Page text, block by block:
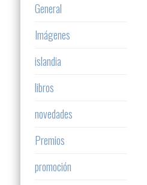
General
Imágenes
islandia
libros
novedades
Premios
promoción